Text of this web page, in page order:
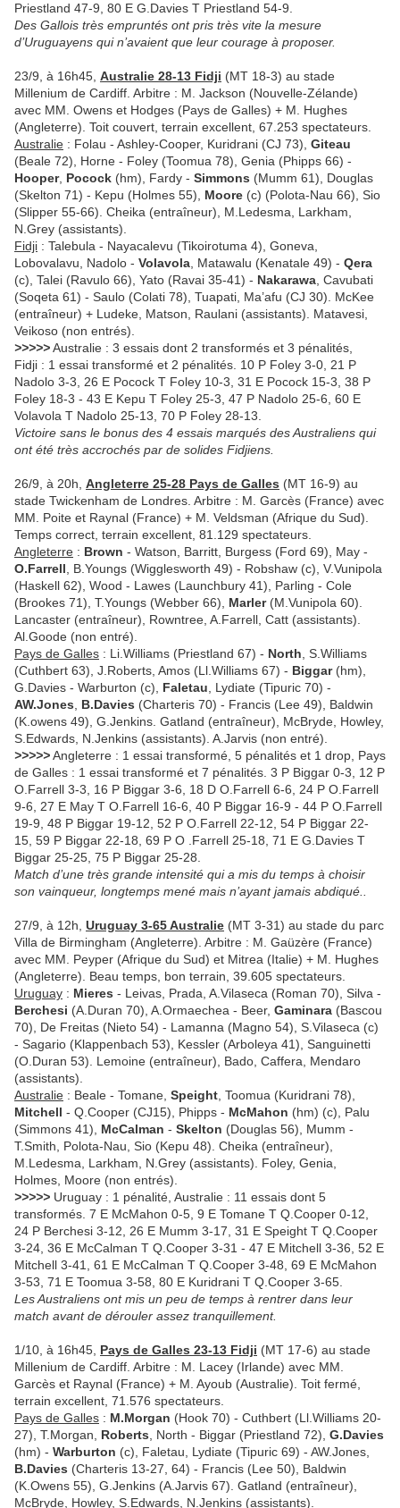
Priestland 47-9, 80 E G.Davies T Priestland 54-9.
Des Gallois très empruntés ont pris très vite la mesure
d’Uruguayens qui n’avaient que leur courage à proposer.
23/9, à 16h45, Australie 28-13 Fidji (MT 18-3) au stade
Millenium de Cardiff. Arbitre : M. Jackson (Nouvelle-Zélande)
avec MM. Owens et Hodges (Pays de Galles) + M. Hughes
(Angleterre). Toit couvert, terrain excellent, 67.253 spectateurs.
Australie : Folau - Ashley-Cooper, Kuridrani (CJ 73), Giteau
(Beale 72), Horne - Foley (Toomua 78), Genia (Phipps 66) -
Hooper, Pocock (hm), Fardy - Simmons (Mumm 61), Douglas
(Skelton 71) - Kepu (Holmes 55), Moore (c) (Polota-Nau 66), Sio
(Slipper 55-66). Cheika (entraîneur), M.Ledesma, Larkham,
N.Grey (assistants).
Fidji : Talebula - Nayacalevu (Tikoirotuma 4), Goneva,
Lobovalavu, Nadolo - Volavola , Matawalu (Kenatale 49) - Qera
(c), Talei (Ravulo 66), Yato (Ravai 35-41) - Nakarawa , Cavubati
(Soqeta 61) - Saulo (Colati 78), Tuapati, Ma’afu (CJ 30). McKee
(entraîneur) + Ludeke, Matson, Raulani (assistants). Matavesi,
Veikoso (non entrés).
>>>>>Australie : 3 essais dont 2 transformés et 3 pénalités,
Fidji : 1 essai transformé et 2 pénalités. 10 P Foley 3-0, 21 P
Nadolo 3-3, 26 E Pocock T Foley 10-3, 31 E Pocock 15-3, 38 P
Foley 18-3 - 43 E Kepu T Foley 25-3, 47 P Nadolo 25-6, 60 E
Volavola T Nadolo 25-13, 70 P Foley 28-13.
Victoire sans le bonus des 4 essais marqués des Australiens qui
ont été très accrochés par de solides Fidjiens.
26/9, à 20h, Angleterre 25-28 Pays de Galles (MT 16-9) au
stade Twickenham de Londres. Arbitre : M. Garcès (France) avec
MM. Poite et Raynal (France) + M. Veldsman (Afrique du Sud).
Temps correct, terrain excellent, 81.129 spectateurs.
Angleterre : Brown - Watson, Barritt, Burgess (Ford 69), May -
O.Farrell , B.Youngs (Wigglesworth 49) - Robshaw (c), V.Vunipola
(Haskell 62), Wood - Lawes (Launchbury 41), Parling - Cole
(Brookes 71), T.Youngs (Webber 66), Marler(M.Vunipola 60).
Lancaster (entraîneur), Rowntree, A.Farrell, Catt (assistants).
Al.Goode (non entré).
Pays de Galles : Li.Williams (Priestland 67) - North , S.Williams
(Cuthbert 63), J.Roberts, Amos (Ll.Williams 67) - Biggar(hm),
G.Davies - Warburton (c), Faletau , Lydiate (Tipuric 70) -
AW.Jones
B.Davies (Charteris 70) - Francis (Lee 49), Baldwin
(K.owens 49), G.Jenkins. Gatland (entraîneur), McBryde, Howley,
S.Edwards, N.Jenkins (assistants). A.Jarvis (non entré).
>>>>>Angleterre : 1 essai transformé, 5 pénalités et 1 drop, Pays
de Galles : 1 essai transformé et 7 pénalités. 3 P Biggar 0-3, 12 P
O.Farrell 3-3, 16 P Biggar 3-6, 18 D O.Farrell 6-6, 24 P O.Farrell
9-6, 27 E May T O.Farrell 16-6, 40 P Biggar 16-9 - 44 P O.Farrell
19-9, 48 P Biggar 19-12, 52 P O.Farrell 22-12, 54 P Biggar 22-
15, 59 P Biggar 22-18, 69 P O .Farrell 25-18, 71 E G.Davies T
Biggar 25-25, 75 P Biggar 25-28.
Match d’une très grande intensité qui a mis du temps à choisir
son vainqueur, longtemps mené mais n’ayant jamais abdiqué..
27/9, à 12h, Uruguay 3-65 Australie (MT 3-31) au stade du parc
Villa de Birmingham (Angleterre). Arbitre : M. Gaüzère (France)
avec MM. Peyper (Afrique du Sud) et Mitrea (Italie) + M. Hughes
(Angleterre). Beau temps, bon terrain, 39.605 spectateurs.
Uruguay : Mieres - Leivas, Prada, A.Vilaseca (Roman 70), Silva -
Berchesi (A.Duran 70), A.Ormaechea - Beer, Gaminara (Bascou
70), De Freitas (Nieto 54) - Lamanna (Magno 54), S.Vilaseca (c)
- Sagario (Klappenbach 53), Kessler (Arboleya 41), Sanguinetti
(O.Duran 53). Lemoine (entraîneur), Bado, Caffera, Mendaro
(assistants).
Australie : Beale - Tomane, Speight , Toomua (Kuridrani 78),
Mitchell - Q.Cooper (CJ15), Phipps - McMahon (hm) (c), Palu
(Simmons 41), McCalman - Skelton (Douglas 56), Mumm -
T.Smith, Polota-Nau, Sio (Kepu 48). Cheika (entraîneur),
M.Ledesma, Larkham, N.Grey (assistants). Foley, Genia,
Holmes, Moore (non entrés).
>>>>> Uruguay : 1 pénalité, Australie : 11 essais dont 5
transformés. 7 E McMahon 0-5, 9 E Tomane T Q.Cooper 0-12,
24 P Berchesi 3-12, 26 E Mumm 3-17, 31 E Speight T Q.Cooper
3-24, 36 E McCalman T Q.Cooper 3-31 - 47 E Mitchell 3-36, 52 E
Mitchell 3-41, 61 E McCalman T Q.Cooper 3-48, 69 E McMahon
3-53, 71 E Toomua 3-58, 80 E Kuridrani T Q.Cooper 3-65.
Les Australiens ont mis un peu de temps à rentrer dans leur
match avant de dérouler assez tranquillement.
1/10, à 16h45, Pays de Galles 23-13 Fidji (MT 17-6) au stade
Millenium de Cardiff. Arbitre : M. Lacey (Irlande) avec MM.
Garcès et Raynal (France) + M. Ayoub (Australie). Toit fermé,
terrain excellent, 71.576 spectateurs.
Pays de Galles : M.Morgan (Hook 70) - Cuthbert (Ll.Williams 20-
27), T.Morgan, Roberts , North - Biggar (Priestland 72), G.Davies
(hm) - Warburton (c), Faletau, Lydiate (Tipuric 69) - AW.Jones,
B.Davies (Charteris 13-27, 64) - Francis (Lee 50), Baldwin
(K.Owens 55), G.Jenkins (A.Jarvis 67). Gatland (entraîneur),
McBryde, Howley, S.Edwards, N.Jenkins (assistants).